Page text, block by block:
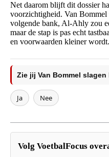
Net daarom blijft dit dossier
voorzichtigheid. Van Bommel
volgende bank, Al-Ahly zou
maar de stap is pas echt
en voorwaarden kleiner wordt.
Zie jij Van Bommel
Ja Nee
Volg VoetbalFocus